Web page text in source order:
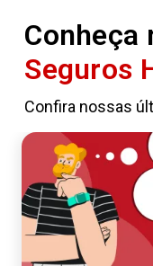
Conheça
Seguros
Confira nossas